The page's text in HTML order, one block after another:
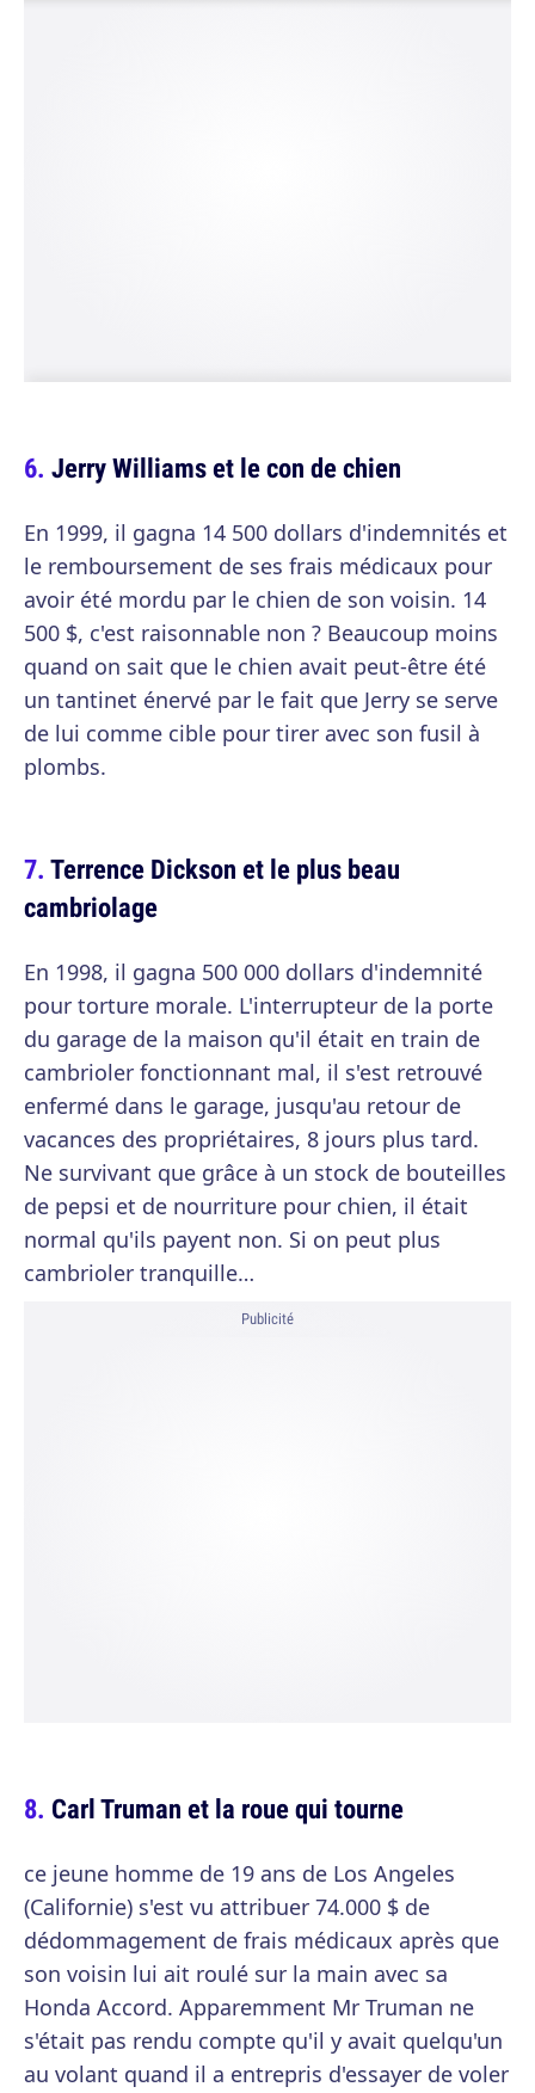
Jerry Williams et le con de chien
En 1999, il gagna 14 500 dollars d'indemnités et
le remboursement de ses frais médicaux pour
avoir été mordu par le chien de son voisin. 14
500 $, c'est raisonnable non ? Beaucoup moins
quand on sait que le chien avait peut-être été
un tantinet énervé par le fait que Jerry se serve
de lui comme cible pour tirer avec son fusil à
plombs.
Terrence Dickson et le plus beau
cambriolage
En 1998, il gagna 500 000 dollars d'indemnité
pour torture morale. L'interrupteur de la porte
du garage de la maison qu'il était en train de
cambrioler fonctionnant mal, il s'est retrouvé
enfermé dans le garage, jusqu'au retour de
vacances des propriétaires, 8 jours plus tard.
Ne survivant que grâce à un stock de bouteilles
de pepsi et de nourriture pour chien, il était
normal qu'ils payent non. Si on peut plus
cambrioler tranquille…
Publicité
Carl Truman et la roue qui tourne
ce jeune homme de 19 ans de Los Angeles
(Californie) s'est vu attribuer 74.000 $ de
dédommagement de frais médicaux après que
son voisin lui ait roulé sur la main avec sa
Honda Accord. Apparemment Mr Truman ne
s'était pas rendu compte qu'il y avait quelqu'un
au volant quand il a entrepris d'essayer de voler